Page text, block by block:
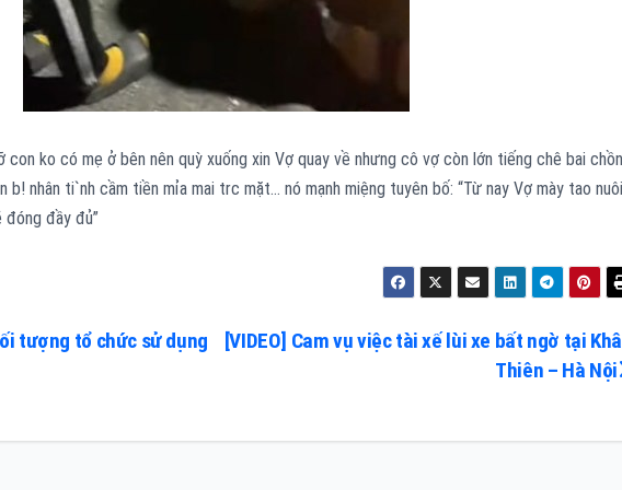
con ko có mẹ ở bên nên quỳ xuống xin Vợ quay về nhưng cô vợ còn lớn tiếng chê bai
b! nhân ti`nh cầm tiền mỉa mai trc mặt… nó mạnh miệng tuyên bố: “Từ nay Vợ mày tao nuôi
đầy đủ”
[VIDEO] Cam vụ việc tài xế lùi xe bất ngờ tại
Thiên – Hà Nội
tượng tổ chức sử dụng